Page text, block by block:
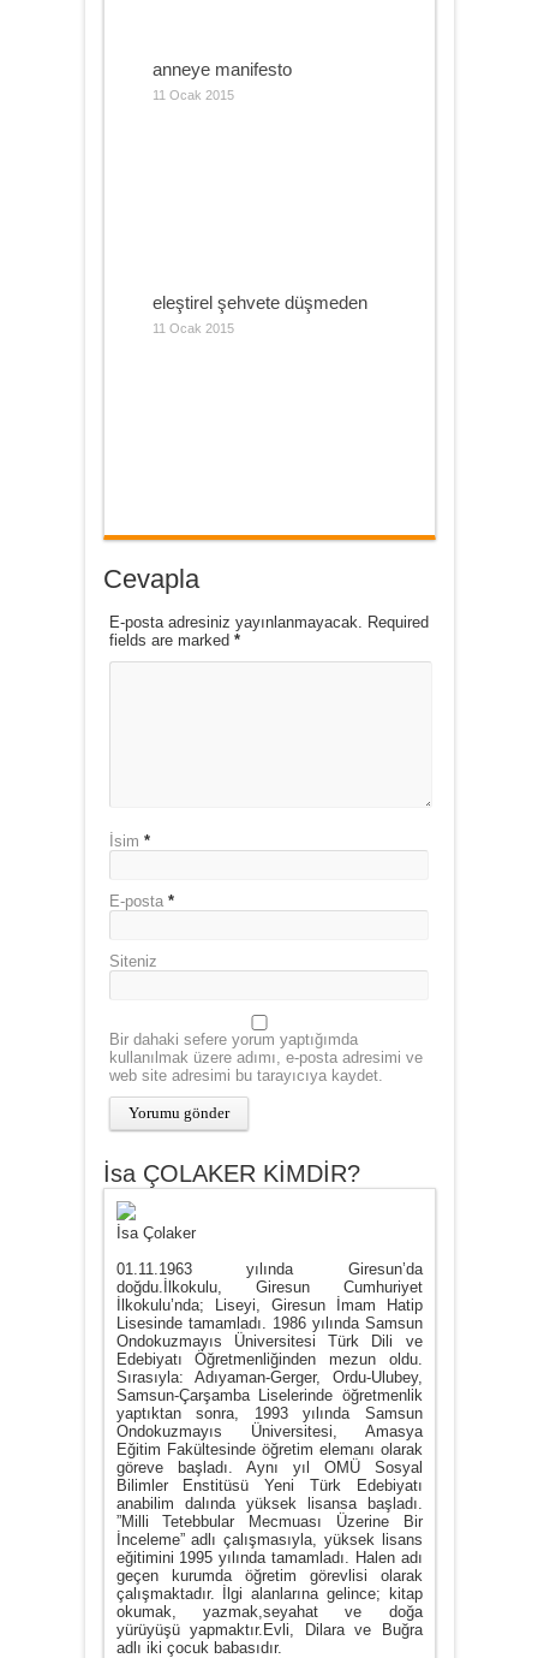
anneye manifesto
11 Ocak 2015
eleştirel şehvete düşmeden
11 Ocak 2015
Cevapla
E-posta adresiniz yayınlanmayacak. Required
fields are marked *
İsim *
E-posta *
Siteniz
Bir dahaki sefere yorum yaptığımda
kullanılmak üzere adımı, e-posta adresimi ve
web site adresimi bu tarayıcıya kaydet.
İsa ÇOLAKER KİMDİR?
İsa Çolaker
01.11.1963 yılında Giresun’da
doğdu.İlkokulu, Giresun Cumhuriyet
İlkokulu’nda; Liseyi, Giresun İmam Hatip
Lisesinde tamamladı. 1986 yılında Samsun
Ondokuzmayıs Üniversitesi Türk Dili ve
Edebiyatı Öğretmenliğinden mezun oldu.
Sırasıyla: Adıyaman-Gerger, Ordu-Ulubey,
Samsun-Çarşamba Liselerinde öğretmenlik
yaptıktan sonra, 1993 yılında Samsun
Ondokuzmayıs Üniversitesi, Amasya
Eğitim Fakültesinde öğretim elemanı olarak
göreve başladı. Aynı yıl OMÜ Sosyal
Bilimler Enstitüsü Yeni Türk Edebiyatı
anabilim dalında yüksek lisansa başladı.
”Milli Tetebbular Mecmuası Üzerine Bir
İnceleme” adlı çalışmasıyla, yüksek lisans
eğitimini 1995 yılında tamamladı. Halen adı
geçen kurumda öğretim görevlisi olarak
çalışmaktadır. İlgi alanlarına gelince; kitap
okumak, yazmak,seyahat ve doğa
yürüyüşü yapmaktır.Evli, Dilara ve Buğra
adlı iki çocuk babasıdır.